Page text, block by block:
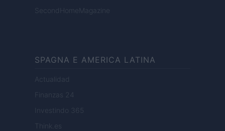
SecondHomeMagazine
SPAGNA E AMERICA LATINA
Actualidad
Finanzas 24
Investindo 365
Think.es